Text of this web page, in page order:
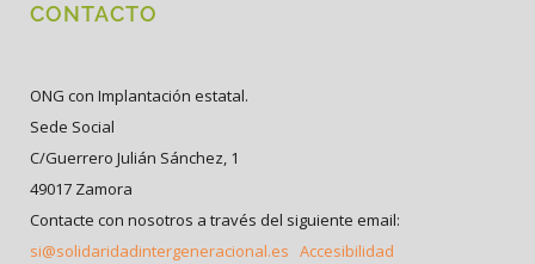
CONTACTO
ONG con Implantación estatal.
Sede Social
C/Guerrero Julián Sánchez, 1
49017 Zamora
Contacte con nosotros a través del siguiente email:
si@solidaridadintergeneracional.es Accesibilidad